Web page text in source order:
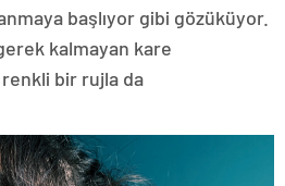
başlıyor gibi gözüküyor.
kalmayan kare
bir rujla da